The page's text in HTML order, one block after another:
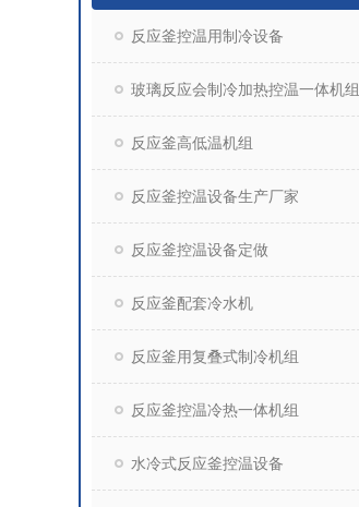
反应釜控温用制冷设备
玻璃反应会制冷加热控温一体机组
反应釜高低温机组
反应釜控温设备生产厂家
反应釜控温设备定做
反应釜配套冷水机
反应釜用复叠式制冷机组
反应釜控温冷热一体机组
水冷式反应釜控温设备